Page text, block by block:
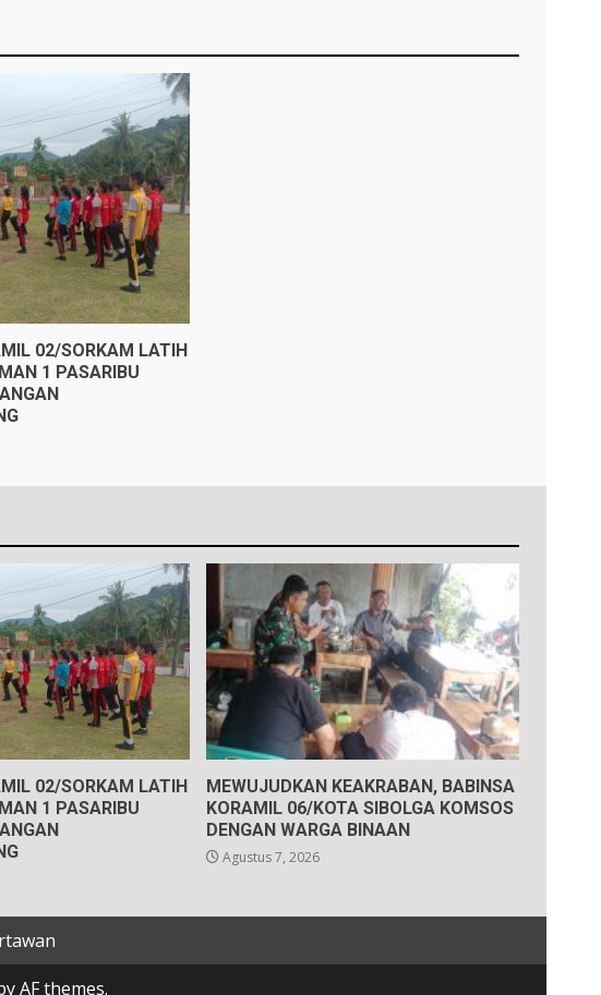
02/SORKAM LATIH
1 PASARIBU
02/SORKAM LATIH
1 PASARIBU
MEWUJUDKAN KEAKRABAN, BABINSA
KORAMIL 06/KOTA SIBOLGA KOMSOS
DENGAN WARGA BINAAN
Agustus 7, 2026
AF themes.